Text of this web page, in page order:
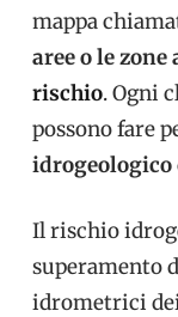
mappa
aree o le
rischio. Ogni
possono fare
idrogeologico
Il rischio
superamento
idrometrici